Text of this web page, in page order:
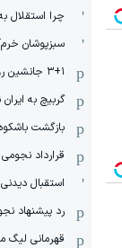
چرا استقلال
سبزپوشان
۳+۱ جانشین رودری در رئال مادرید!
گربیچ به
بازگشت
قرارداد نجومی
استقبال دیدنی
رد پیشنهاد
قهرمانی لیگ